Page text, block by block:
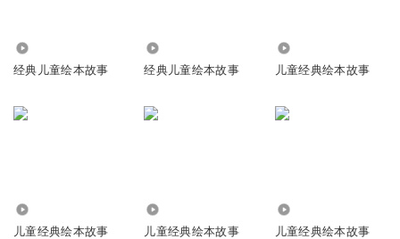
经典儿童绘本故事 经典儿童绘本故事 儿童经典绘本故事
儿童经典绘本故事 儿童经典绘本故事 儿童经典绘本故事